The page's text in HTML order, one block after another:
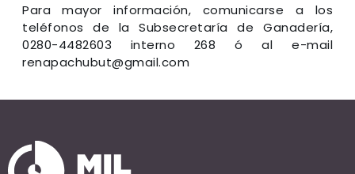
Para mayor información, comunicarse a los
teléfonos de la Subsecretaría de Ganadería,
0280-4482603 interno 268 ó al e-mail
renapachubut@gmail.com